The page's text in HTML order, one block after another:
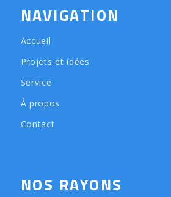
NAVIGATION
Accueil
Projets et idées
Service
À propos
Contact
NOS RAYONS